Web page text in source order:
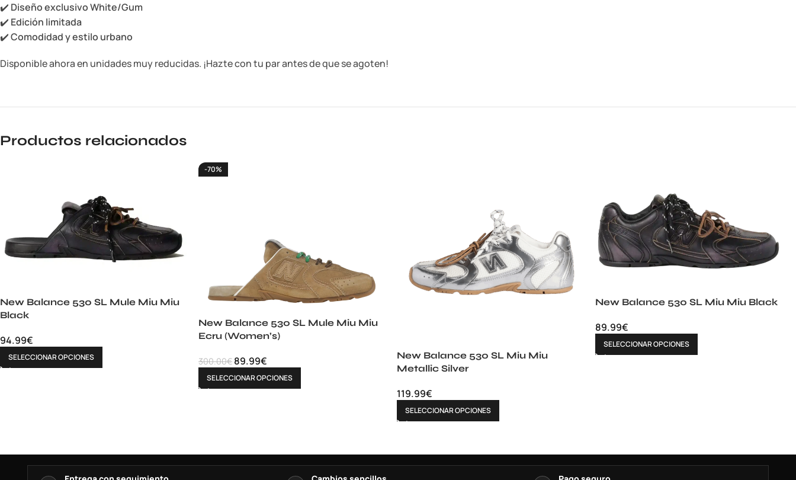
✔️ Diseño exclusivo White/Gum
✔️ Edición limitada
✔️Comodidad y estilo urbano
Disponible ahora en unidades muy reducidas. ¡Hazte con tu par antes de que se agoten!
Productos relacionados
New Balance 530 SL Mule Miu Miu
Black
94.99€
SELECCIONAR OPCIONES
-70%
New Balance 530 SL Mule Miu Miu
Ecru (Women’s)
300.00€ 89.99€
SELECCIONAR OPCIONES
New Balance 530 SL Miu Miu
Metallic Silver
119.99€
SELECCIONAR OPCIONES
New Balance 530 SL Miu Miu Black
89.99€
SELECCIONAR OPCIONES